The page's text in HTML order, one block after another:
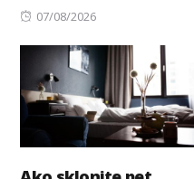
Posted
07/08/2026